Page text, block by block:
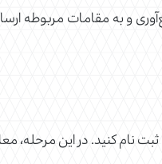
و به مقامات مربوطه
نام کنید. در این مرحله،